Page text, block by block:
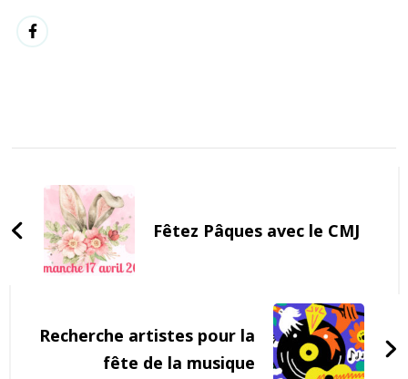
Navigation
Fêtez Pâques avec le CMJ
Recherche artistes pour la
fête de la musique